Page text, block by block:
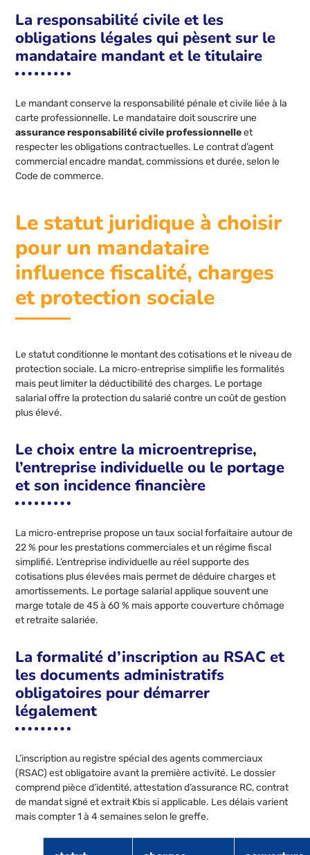
La responsabilité civile et les
obligations légales qui pèsent sur le
mandataire mandant et le titulaire
Le mandant conserve la responsabilité pénale et civile liée à la
carte professionnelle. Le mandataire doit souscrire une
assurance responsabilité civile professionnelleet
respecter les obligations contractuelles. Le contrat d’agent
commercial encadre mandat, commissions et durée, selon le
Code de commerce.
Le statut juridique à choisir
pour un mandataire
influence fiscalité, charges
et protection sociale
Le statut conditionne le montant des cotisations et le niveau de
protection sociale. La micro‑entreprise simplifie les formalités
mais peut limiter la déductibilité des charges. Le portage
salarial offre la protection du salarié contre un coût de gestion
plus élevé.
Le choix entre la microentreprise,
l’entreprise individuelle ou le portage
et son incidence financière
La micro‑entreprise propose un taux social forfaitaire autour de
22 % pour les prestations commerciales et un régime fiscal
simplifié. L’entreprise individuelle au réel supporte des
cotisations plus élevées mais permet de déduire charges et
amortissements. Le portage salarial applique souvent une
marge totale de 45 à 60 % mais apporte couverture chômage
et retraite salariée.
La formalité d’inscription au RSAC et
les documents administratifs
obligatoires pour démarrer
légalement
L’inscription au registre spécial des agents commerciaux
(RSAC) est obligatoire avant la première activité. Le dossier
comprend pièce d’identité, attestation d’assurance RC, contrat
de mandat signé et extrait Kbis si applicable. Les délais varient
mais compter 1 à 4 semaines selon le greffe.